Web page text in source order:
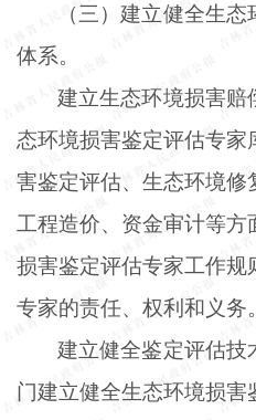
（三）建立健全生
体系。
建立生态环境损害赔
态环境损害鉴定评估专
害鉴定评估、生态环境修
工程造价、资金审计等
损害鉴定评估专家工作规
专家的责任、权利和义务。
建立健全鉴定评估技
门建立健全生态环境损